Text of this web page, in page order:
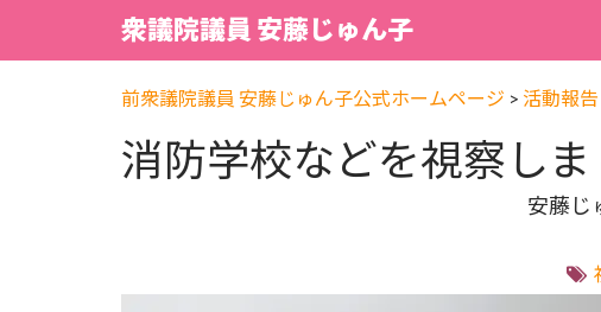
衆議院議員 安藤じゅん子
前衆議院議員 安藤じゅん子公式ホームページ > 活動報告
消防学校などを視察しま
安藤じ